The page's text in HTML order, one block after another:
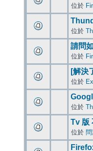
位於
位於
請問
位於
[解決
位於
位於
Tv 版
位於